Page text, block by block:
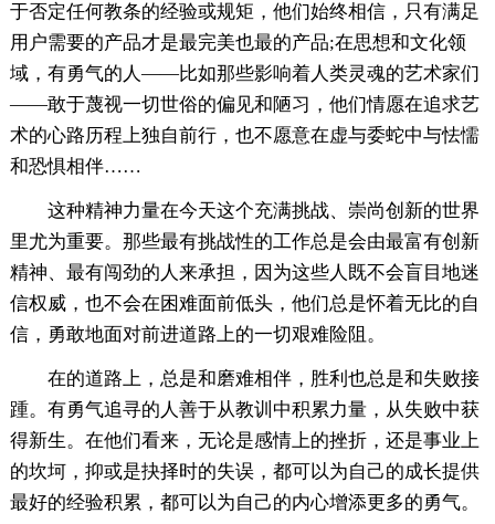
于否定任何教条的经验或规矩，他们始终相信，只有满足
用户需要的产品才是最完美也最的产品;在思想和文化领
域，有勇气的人——比如那些影响着人类灵魂的艺术家们
——敢于蔑视一切世俗的偏见和陋习，他们情愿在追求艺
术的心路历程上独自前行，也不愿意在虚与委蛇中与怯懦
和恐惧相伴……
这种精神力量在今天这个充满挑战、崇尚创新的世界
里尤为重要。那些最有挑战性的工作总是会由最富有创新
精神、最有闯劲的人来承担，因为这些人既不会盲目地迷
信权威，也不会在困难面前低头，他们总是怀着无比的自
信，勇敢地面对前进道路上的一切艰难险阻。
在的道路上，总是和磨难相伴，胜利也总是和失败接
踵。有勇气追寻的人善于从教训中积累力量，从失败中获
得新生。在他们看来，无论是感情上的挫折，还是事业上
的坎坷，抑或是抉择时的失误，都可以为自己的成长提供
最好的经验积累，都可以为自己的内心增添更多的勇气。